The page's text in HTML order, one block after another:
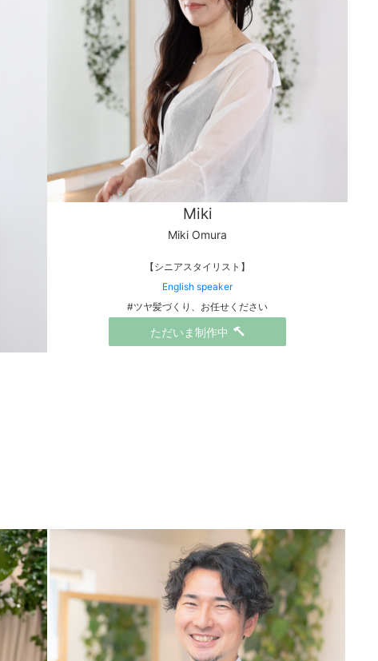
Miki
Miki Omura
【シニアスタイリスト】
English speaker
#ツヤ髪づくり、お任せください
ただいま制作中